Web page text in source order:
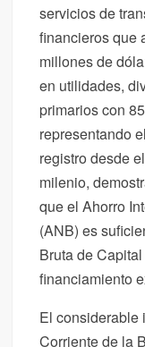
servicios de
financieros que
millones de
en utilidades,
primarios con
representando
registro desde
milenio,
que el Ahorro
(ANB) es
Bruta de
financiamiento
El considerable
Corriente de la